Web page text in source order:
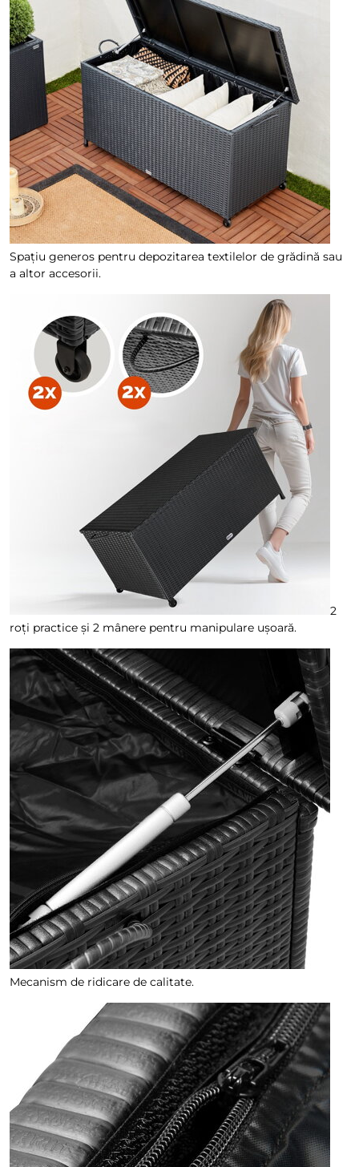
Spațiu generos pentru depozitarea textilelor de grădină sau
a altor accesorii.
2
roți practice și 2 mânere pentru manipulare ușoară.
Mecanism de ridicare de calitate.